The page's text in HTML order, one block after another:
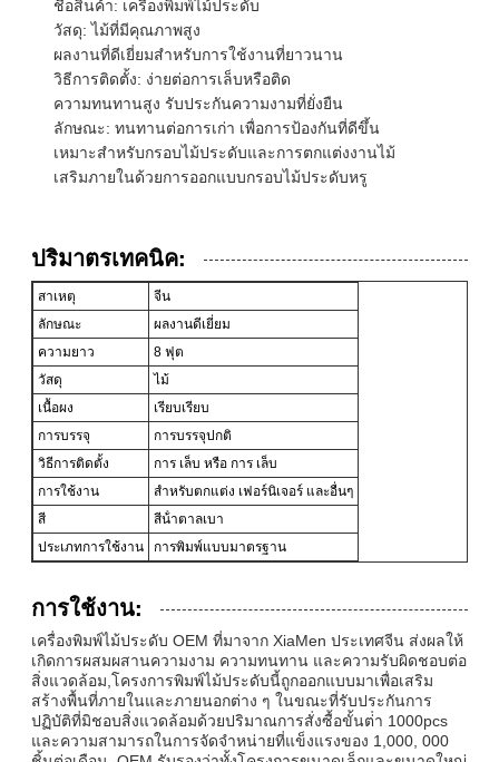
ชื่อสินค้า: เครื่องพิมพ์ไม้ประดับ
วัสดุ: ไม้ที่มีคุณภาพสูง
ผลงานที่ดีเยี่ยมสําหรับการใช้งานที่ยาวนาน
วิธีการติดตั้ง: ง่ายต่อการเล็บหรือติด
ความทนทานสูง รับประกันความงามที่ยั่งยืน
ลักษณะ: ทนทานต่อการเก่า เพื่อการป้องกันที่ดีขึ้น
เหมาะสําหรับกรอบไม้ประดับและการตกแต่งงานไม้
เสริมภายในด้วยการออกแบบกรอบไม้ประดับหรู
ปริมาตรเทคนิค:
สาเหตุ
จีน
ลักษณะ
ผลงานดีเยี่ยม
ความยาว
8 ฟุต
วัสดุ
ไม้
เนื้อผง
เรียบเรียบ
การบรรจุ
การบรรจุปกติ
วิธีการติดตั้ง
การ เล็บ หรือ การ เล็บ
การใช้งาน
สําหรับตกแต่ง เฟอร์นิเจอร์ และอื่นๆ
สี
สีน้ําตาลเบา
ประเภทการใช้งาน
การพิมพ์แบบมาตรฐาน
การใช้งาน:
เครื่องพิมพ์ไม้ประดับ OEM ที่มาจาก XiaMen ประเทศจีน ส่งผลให้
เกิดการผสมผสานความงาม ความทนทาน และความรับผิดชอบต่อ
สิ่งแวดล้อม,โครงการพิมพ์ไม้ประดับนี้ถูกออกแบบมาเพื่อเสริม
สร้างพื้นที่ภายในและภายนอกต่าง ๆ ในขณะที่รับประกันการ
ปฏิบัติที่มิชอบสิ่งแวดล้อมด้วยปริมาณการสั่งซื้อขั้นต่ํา 1000pcs
และความสามารถในการจัดจําหน่ายที่แข็งแรงของ 1,000, 000